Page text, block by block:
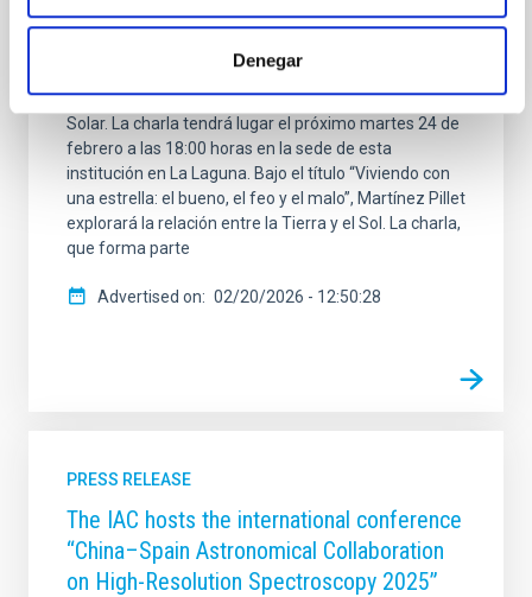
Denegar
Sociedad Económica de Amigos del País de Tenerife
Valentín Martínez Pillet, director del Instituto de
Astrofísica de Canarias (IAC) y experto en Física
Solar. La charla tendrá lugar el próximo martes 24 de
febrero a las 18:00 horas en la sede de esta
institución en La Laguna. Bajo el título “Viviendo con
una estrella: el bueno, el feo y el malo”, Martínez Pillet
explorará la relación entre la Tierra y el Sol. La charla,
que forma parte
Advertised on 02/20/2026 - 12:50:28
PRESS RELEASE
The IAC hosts the international conference
“China–Spain Astronomical Collaboration
on High-Resolution Spectroscopy 2025”